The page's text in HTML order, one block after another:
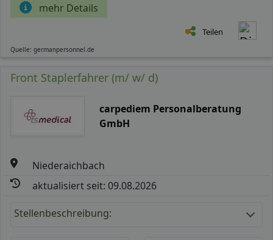
mehr Details
Teilen
Quelle: germanpersonnel.de
Front Staplerfahrer (m/ w/ d)
carpediem Personalberatung
GmbH
Niederaichbach
aktualisiert seit: 09.08.2026
Stellenbeschreibung: